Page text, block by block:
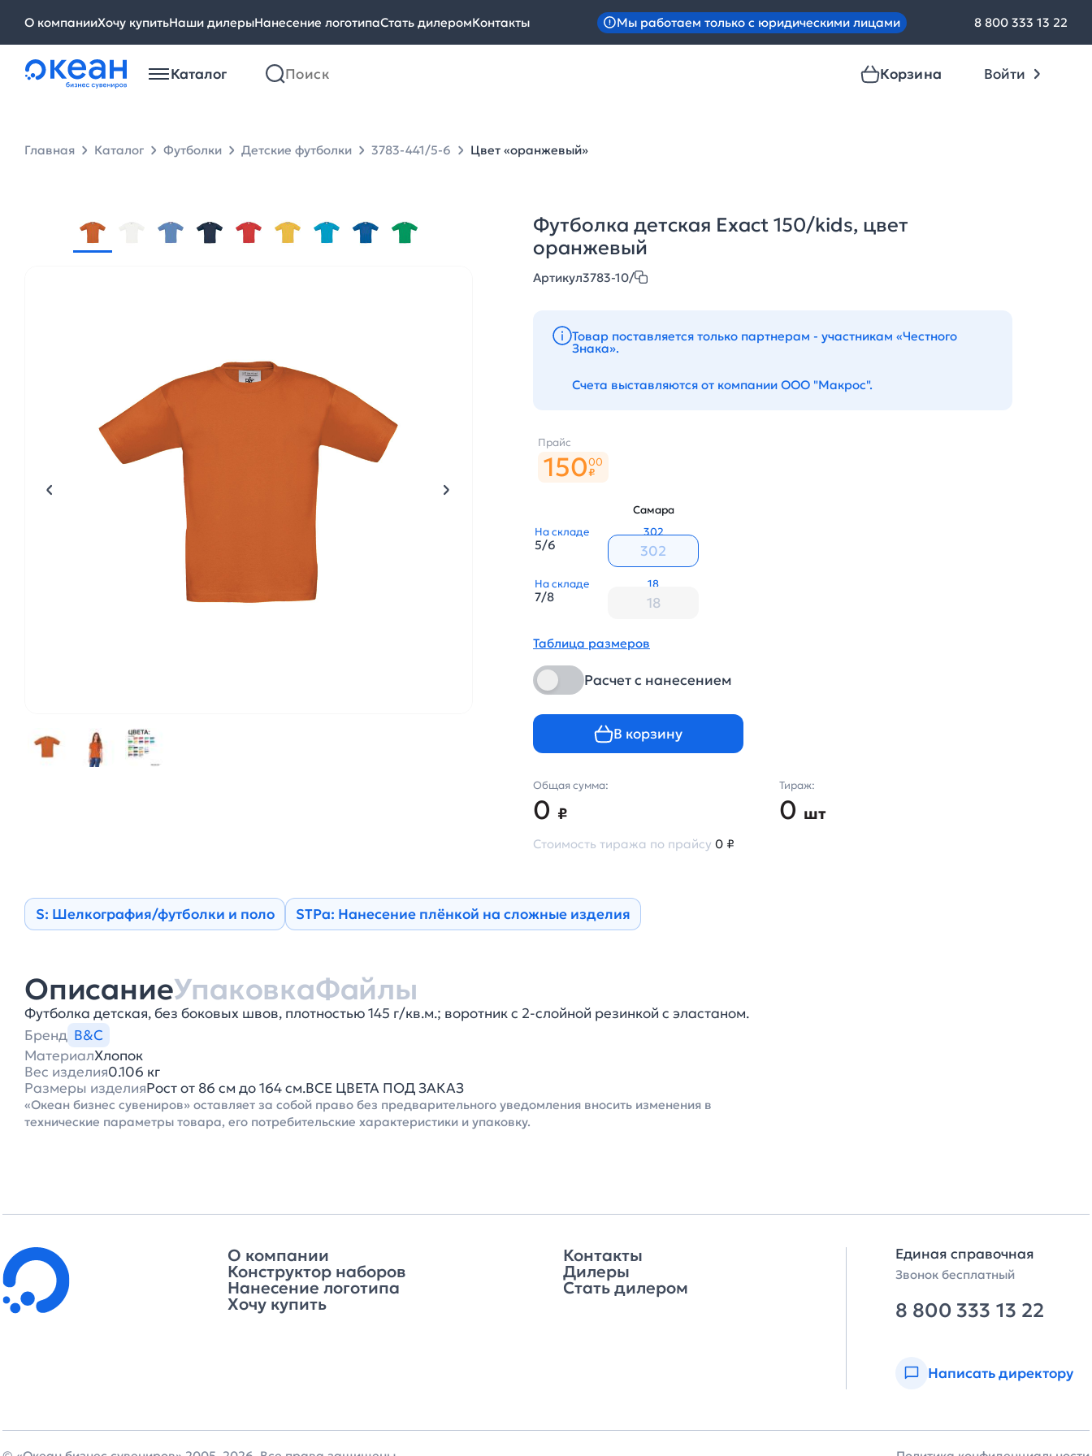
О компанииХочу купитьНаши дилерыНанесение логотипаСтать дилеромКонтакты Мы работаем только с юридическими лицами 8 800 333 13 22
Каталог Корзина Войти
Главная Каталог Футболки Детские футболки 3783-441/5-6 Цвет «оранжевый»
Футболка детская Exact 150/kids, цвет
оранжевый
Артикул3783-10/
Товар поставляется только партнерам - участникам «Честного
Знака».
Счета выставляются от компании ООО "Макрос".
Прайс
15000
₽
Самара
На складе
5/6
302
На складе
7/8
18
Таблица размеров
Расчет с нанесением
В корзину
Общая сумма:
0 ₽
Тираж:
0 шт
Стоимость тиража по прайсу 0 ₽
S: Шелкография/футболки и поло STPa: Нанесение плёнкой на сложные изделия
ОписаниеУпаковкаФайлы
Футболка детская, без боковых швов, плотностью 145 г/кв.м.; воротник с 2-слойной резинкой с эластаном.
Бренд B&C
МатериалХлопок
Вес изделия0.106 кг
Размеры изделияРост от 86 см до 164 см.ВСЕ ЦВЕТА ПОД ЗАКАЗ
«Океан бизнес сувениров» оставляет за собой право без предварительного уведомления вносить изменения в
технические параметры товара, его потребительские характеристики и упаковку.
О компании
Конструктор наборов
Нанесение логотипа
Хочу купить
Контакты
Дилеры
Стать дилером
Единая справочная
Звонок бесплатный
8 800 333 13 22
Написать директору